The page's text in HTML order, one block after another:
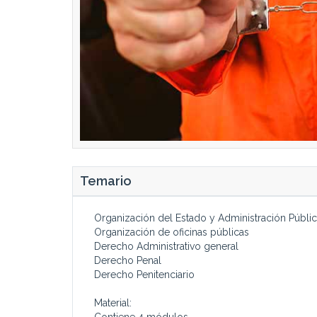
Temario
Organización del Estado y Administración
Organización de oficinas públicas
Derecho Administrativo general
Derecho Penal
Derecho Penitenciario
Material: